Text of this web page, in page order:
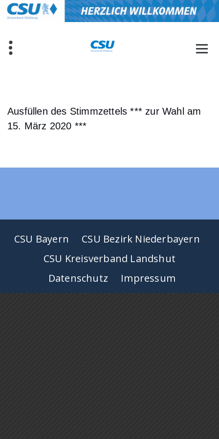
Zum
Inhalt
Ausfüllen des Stimmzettels *** zur Wahl am
15. März 2020 ***
CSU Bayern
CSU Bezirk Niederbayern
CSU Kreisverband Landshut
Datenschutz
Impressum